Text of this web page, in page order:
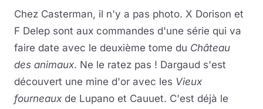
Chez Casterman, il n'y a pas photo. X Dorison et
F Delep sont aux commandes d'une série qui va
faire date avec le deuxième tome du Château
des animaux. Ne le ratez pas ! Dargaud s'est
découvert une mine d'or avec les Vieux
fourneaux de Lupano et Cauuet. C'est déjà le